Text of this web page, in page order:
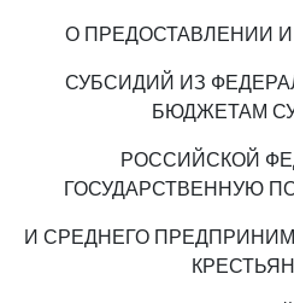
О ПРЕДОСТАВЛЕНИИ
СУБСИДИЙ ИЗ
БЮДЖЕТАМ
РОССИЙСКОЙ
ГОСУДАРСТВЕННУЮ
И СРЕДНЕГО